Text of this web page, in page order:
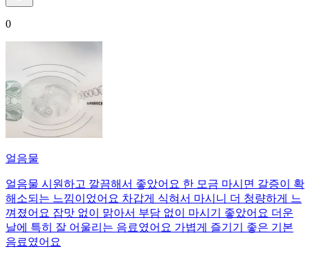
0
얼음물
얼음물 시원하고 깔끔해서 좋았어요 한 모금 마시면 갈증이 확
해소되는 느낌이었어요 차갑게 식혀서 마시니 더 청량하게 느
껴졌어요 잡맛 없이 맑아서 부담 없이 마시기 좋았어요 더운
날에 특히 잘 어울리는 음료였어요 가볍게 즐기기 좋은 기본
음료였어요